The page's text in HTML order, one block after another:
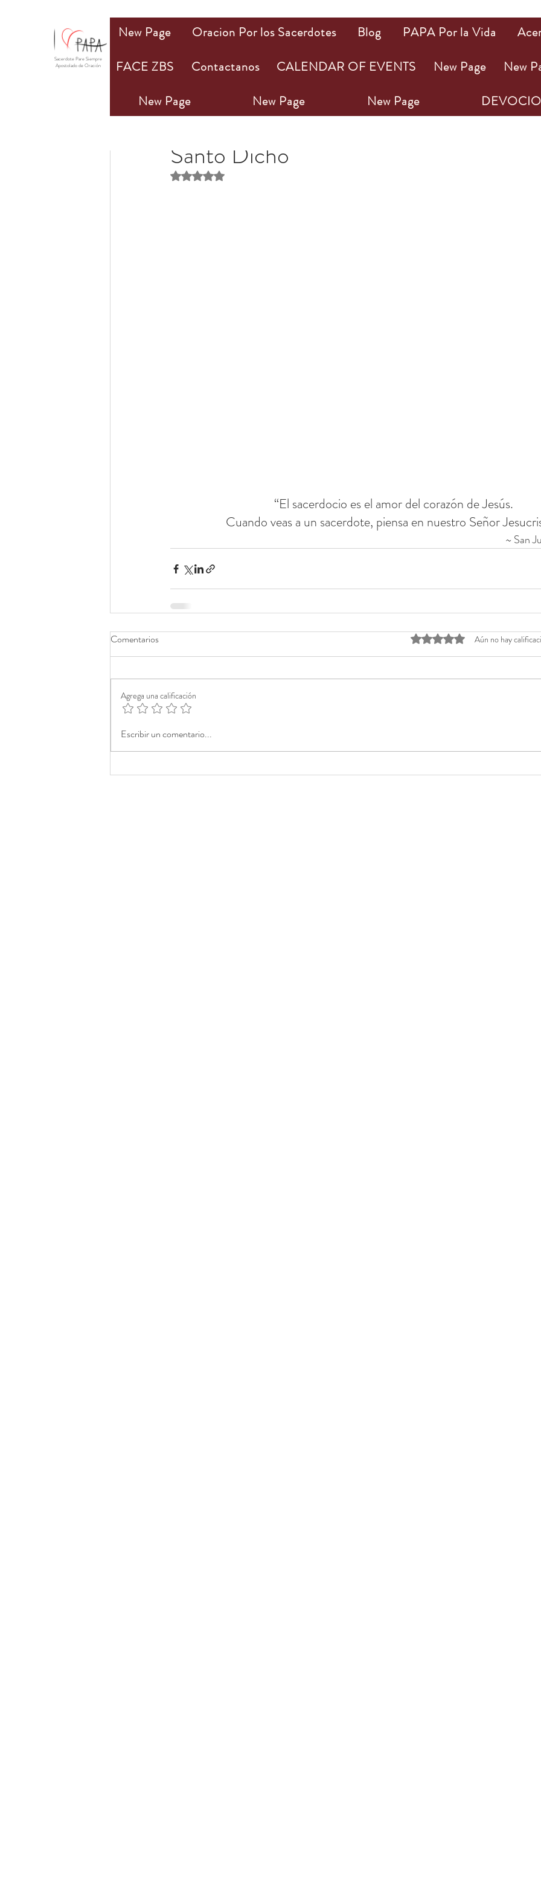
Santo Dicho
Obtuvo NaN de 5 estrellas.
“El sacerdocio es el amor del corazón de Jesús.
Cuando veas a un sacerdote, piensa en nuestro Señor
~ San
Comentarios Obtuvo 0 de 5 estrellas.
Aún no hay
Agrega una calificación
Escribir un comentario...
New Page Oracion Por los Sacerdotes Blog PAPA Por la Vida
FACE ZBS
Contactanos CALENDAR OF EVENTS New Page New
New Page
New Page New Page
Sacerdote Pare Siempre
Apostolado de Oración